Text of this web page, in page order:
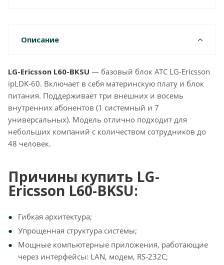
Описание
LG-Ericsson L60-BKSU — базовый блок АТС LG-Ericsson
ipLDK-60. Включает в себя материнскую плату и блок
питания. Поддерживает три внешних и восемь
внутренних абонентов (1 системный и 7
универсальных). Модель отлично подходит для
небольших компаний с количеством сотрудников до
48 человек.
Причины купить LG-
Ericsson L60-BKSU:
Гибкая архитектура;
Упрощенная структура системы;
Мощные компьютерные приложения, работающие
через интерфейсы: LAN, модем, RS-232C;